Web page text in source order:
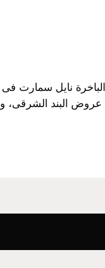
نايل سمارت فى
البند الشرقى،